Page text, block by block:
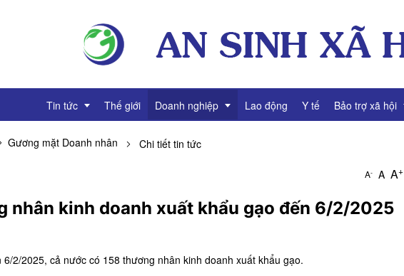
Tin tức
Sự kiện
Góc báo chí
Thế giới Doanh nghiệp
Tài chính Doanh nghiệp
Video Doanh nghiệp
Lao động Y tế Bảo trợ xã hội
Giảm nghèo
Bình đẳng giới
Gương mặt Doanh nhân Chi tiết tin tức
A- A A+
nhân kinh doanh xuất khẩu gạo đến 6/2/2025
2/2025, cả nước có 158 thương nhân kinh doanh xuất khẩu gạo.